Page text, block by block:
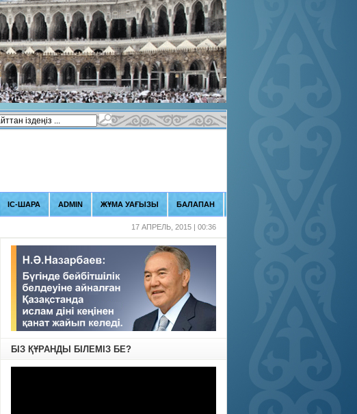
ІС-ШАРА ADMIN ЖҰМА УАҒЫЗЫ БАЛАПАН
17 АПРЕЛЬ, 2015 | 00:36
БІЗ ҚҰРАНДЫ БІЛЕМІЗ БЕ?